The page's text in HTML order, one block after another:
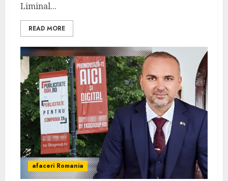
Liminal...
READ MORE
afaceri Romania